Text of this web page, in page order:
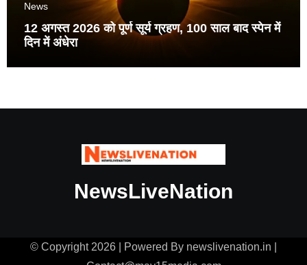
News
12 अगस्त 2026 को पूर्ण सूर्य ग्रहण, 100 साल बाद स्पेन में
दिन में अंधेरा
NewsLiveNation
© Copyright 2026 | Powered By newslivenation.in |